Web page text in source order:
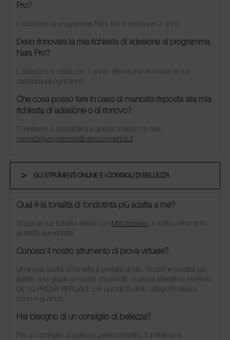
Pro?
L'adesione al programma Nars Pro è valida per 2 anno.
Devo rinnovare la mia richiesta di adesione al programma
Nars Pro?
L'adesione è valida per 1 anno: devi quindi rinnovare la tua
candidatura ogni anno.
Che cosa posso fare in caso di mancata risposta alla mia
richiesta di adesione o di rinnovo?
Ti invitiamo a contattarci a questo indirizzo e-mail :
narsartistprogramme@narscosmetics.it
GLI STRUMENTI ONLINE E I CONSIGLI DI BELLEZZA
Qual è la tonalità di fondotinta più adatta a me?
Scopri la tua tonalità ideale con Matchmaker, il nostro strumento
di realtà aumentata.
Conosci il nostro strumento di prova virtuale?
Un'ampia scelta di tonalità a portata di clic. Scopri le tonalità più
adatte a te grazie al nostro strumento di prova interattivo facendo
clic su PROVA VIRTUALE per i prodotti delle categorie labbra,
occhi e guance..
Hai bisogno di un consiglio di bellezza?
Per un consiglio di bellezza personalizzato, ti invitiamo a